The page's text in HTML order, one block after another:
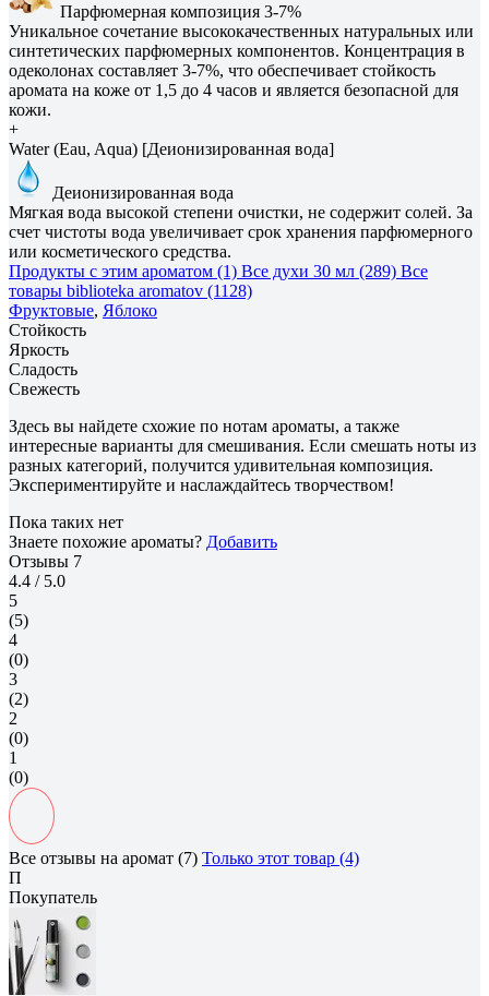
Парфюмерная композиция 3-7%
Уникальное сочетание высококачественных натуральных или
синтетических парфюмерных компонентов. Концентрация в
одеколонах составляет 3-7%, что обеспечивает стойкость
аромата на коже от 1,5 до 4 часов и является безопасной для
кожи.
+
Water (Eau, Aqua) [Деионизированная вода]
Деионизированная вода
Мягкая вода высокой степени очистки, не содержит солей. За
счет чистоты вода увеличивает срок хранения парфюмерного
или косметического средства.
Продукты с этим ароматом (1) Все духи 30 мл (289) Все
товары biblioteka aromatov (1128)
Фруктовые, Яблоко
Стойкость
Яркость
Сладость
Свежесть
Здесь вы найдете схожие по нотам ароматы, а также
интересные варианты для смешивания. Если смешать ноты из
разных категорий, получится удивительная композиция.
Экспериментируйте и наслаждайтесь творчеством!
Пока таких нет
Знаете похожие ароматы? Добавить
Отзывы 7
4.4 / 5.0
5
(5)
4
(0)
3
(2)
2
(0)
1
(0)
Все отзывы на аромат (7) Только этот товар (4)
П
Покупатель